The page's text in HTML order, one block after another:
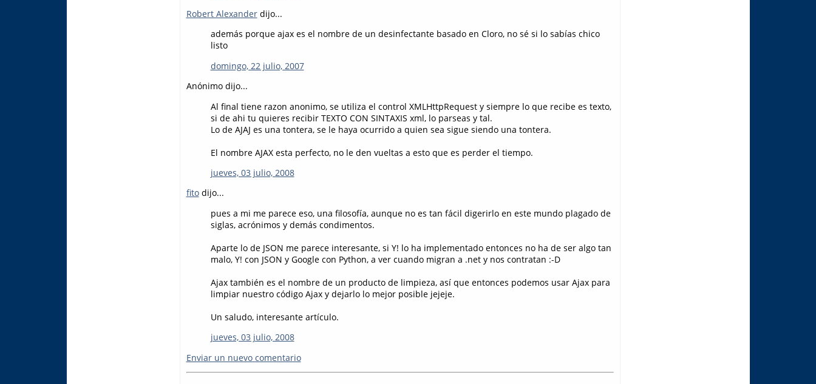
Robert Alexanderdijo...
además porque ajax es el nombre de un desinfectante basado en Cloro, no sé si lo sabías chico
listo
domingo, 22 julio, 2007
Anónimo dijo...
Al final tiene razon anonimo, se utiliza el control XMLHttpRequest y siempre lo que recibe es texto,
si de ahi tu quieres recibir TEXTO CON SINTAXIS xml, lo parseas y tal.
Lo de AJAJ es una tontera, se le haya ocurrido a quien sea sigue siendo una tontera.
El nombre AJAX esta perfecto, no le den vueltas a esto que es perder el tiempo.
jueves, 03 julio, 2008
fitodijo...
pues a mi me parece eso, una filosofía, aunque no es tan fácil digerirlo en este mundo plagado de
siglas, acrónimos y demás condimentos.
Aparte lo de JSON me parece interesante, si Y! lo ha implementado entonces no ha de ser algo tan
malo, Y! con JSON y Google con Python, a ver cuando migran a .net y nos contratan :-D
Ajax también es el nombre de un producto de limpieza, así que entonces podemos usar Ajax para
limpiar nuestro código Ajax y dejarlo lo mejor posible jejeje.
Un saludo, interesante artículo.
jueves, 03 julio, 2008
Enviar un nuevo comentario